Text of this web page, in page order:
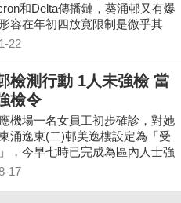
和Delta傳播鏈，葵涌邨又有爆
容在年初四放寛限制是微乎其
22
檢測行動 1人未強檢 當
檢令
機場一名女員工初步確診，對她
涌逸東(二)邨美逸樓設定為「受
，今早七時已完成為區內人士強
在檢查行動中發現有一人未接受
17